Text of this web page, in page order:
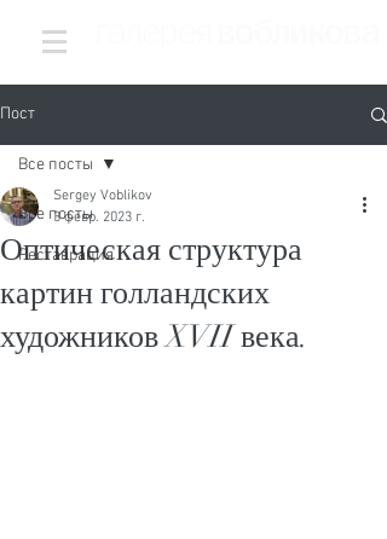
Пост
Все посты
Реставрация
Все посты
Оптическая структура
картин голландских
художников XVII века.
Sergey Voblikov
3 февр. 2023 г.